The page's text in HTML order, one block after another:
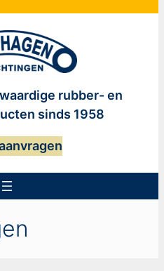
rubber- en
sinds 1958